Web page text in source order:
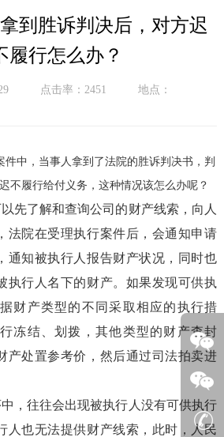
拿到胜诉判决后，对方迟
履行怎么办？
点击率：2451 地点：
中，当事人拿到了法院的胜诉判决书，判
不履行给付义务，这种情况该怎么办呢？
先了解和查询公司的财产线索，向人
法院在受理执行案件后，会通知申请
通知被执行人报告财产状况，同时也
执行人名下的财产。如果发现可供执
财产类型的不同采取相应的执行措
冻结、划拨，其他类型的财产查封
产处置参考价，然后通过司法拍卖进
，往往会出现被执行人没有可供执行
人也无法提供财产线索，此时，人民